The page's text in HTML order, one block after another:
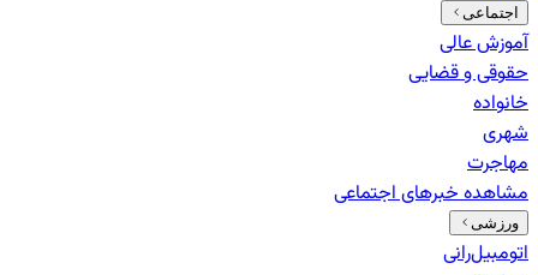
اجتماعی
آموزش عالی
حقوقی و قضایی
خانواده
شهری
مهاجرت
مشاهده خبرهایاجتماعی
ورزشی
اتومبیل‌رانی